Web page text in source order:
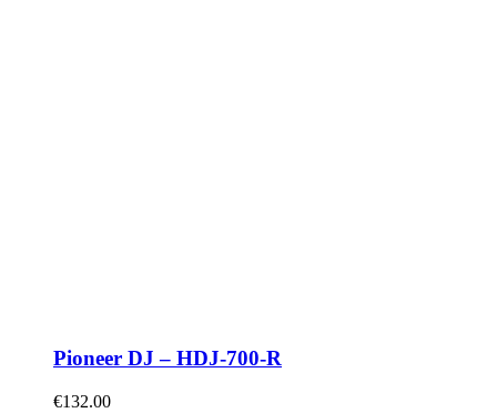
Pioneer DJ – HDJ-700-R
€132.00